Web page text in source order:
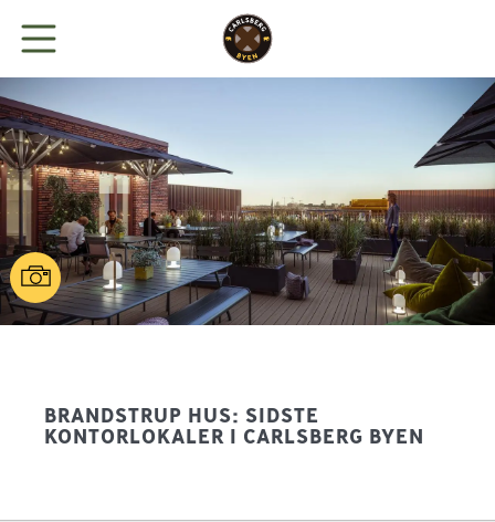
BYEN
LEJ KONTOR
BUTIKKER
BRANDSTRUP HUS: SIDSTE
KONTORLOKALER I CARLSBERG BYEN